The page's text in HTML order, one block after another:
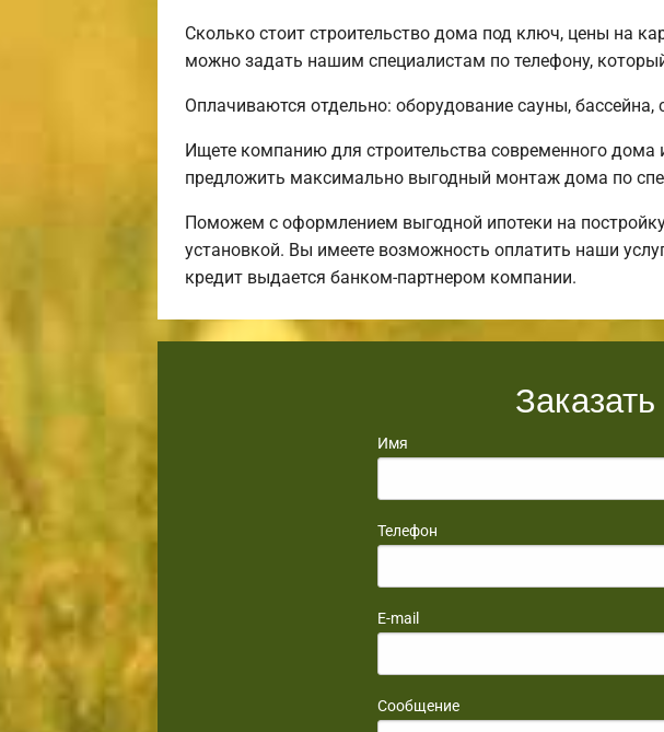
Сколько стоит строительство дома под ключ, цены на
можно задать нашим специалистам по телефону,
Оплачиваются отдельно: оборудование сауны,
Ищете компанию для строительства современного
предложить максимально выгодный монтаж дома по
Поможем с оформлением выгодной ипотеки на
установкой. Вы имеете возможность оплатить наши
кредит выдается банком-партнером компании.
Имя
Телефон
E-mail
Сообщение